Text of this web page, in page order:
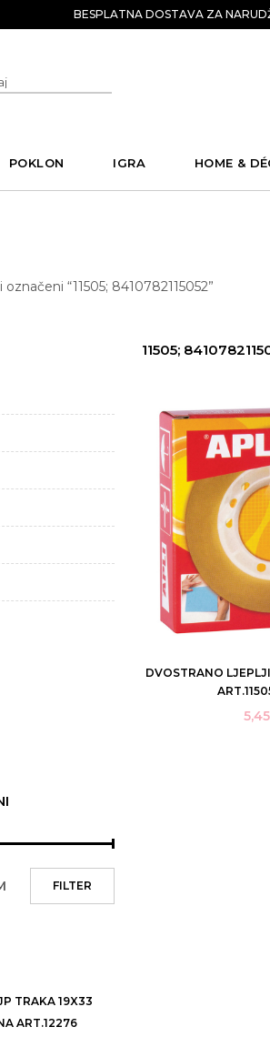
BESPLATNA DOSTAVA ZA
POKLON IGRA HOME &
“11505; 8410782115052”
11505;
DODAJ
KUPI
DVOSTRANO
5,45
FILTER
TRAKA 19X33
ART.12276